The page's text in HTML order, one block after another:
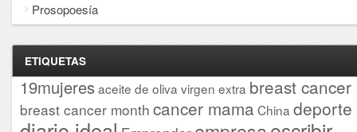
Prosopoesía
ETIQUETAS
19mujeresaceite de oliva virgen extra breast cancer
breast cancer month cancer mama China deporte